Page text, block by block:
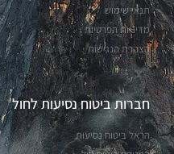
תנאי שימוש
מדיניות הפרטיות
הצהרת הנגישות
חברות ביטוח נסיעות לחול
הראל ביטוח נסיעות